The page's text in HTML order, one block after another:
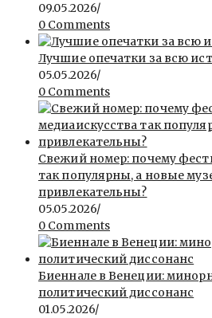
09.05.2026/
0 Comments
Лучшие опечатки за всю
05.05.2026/
0 Comments
Свежий номер: почему
так популярны, а новые
привлекательны?
05.05.2026/
0 Comments
Биеннале в Венеции:
политический диссонанс
01.05.2026/